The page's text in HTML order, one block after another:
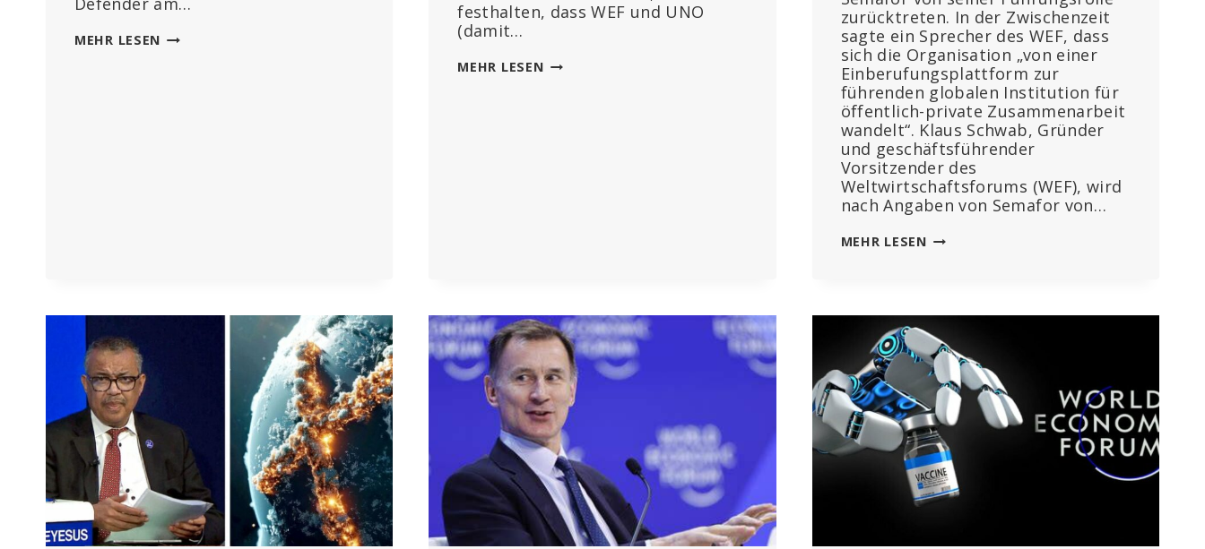
MEHR LESEN CARBON
festhalten, dass WEF und UNO
(damit…
MEHR LESENIN
zurücktreten. In der Zwischenzeit
sagte ein Sprecher des WEF, dass
sich die Organisation „von einer
Einberufungsplattform zur
führenden globalen Institution für
öffentlich-private Zusammenarbeit
wandelt“. Klaus Schwab, Gründer
und geschäftsführender
Vorsitzender des
Weltwirtschaftsforums (WEF), wird
nach Angaben von Semafor von…
MEHR LESENKLAUS
DER
SPITZE
DES
WEF
ZURÜCK,
WÄHREND
DAS
FORUM
SEINE
“GLOBALE
FÜHRUNGSROLLE“